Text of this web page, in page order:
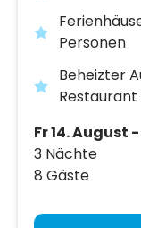
Personen
Beheizter
Fr 14. August
3 Nächte
8 Gäste